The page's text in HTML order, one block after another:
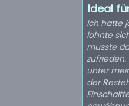
Ideal
Ich hatte
lohnte
musste
unter
der